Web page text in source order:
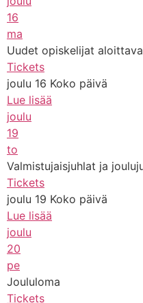
16
ma
Uudet opiskelijat
Tickets
joulu 16 Koko päivä
Lue lisää
joulu
19
to
Valmistujaisjuhlat ja
Tickets
joulu 19 Koko päivä
Lue lisää
joulu
20
pe
Joululoma
Tickets